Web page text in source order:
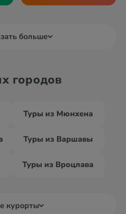
больше
городов
Туры из Мюнхена
Туры из Варшавы
Туры из Вроцлава
курорты